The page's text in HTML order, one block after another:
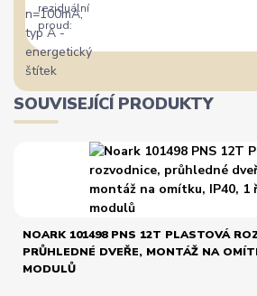
reziduální
proud:
SOUVISEJÍCÍ PRODUKTY
NOARK 101498 PNS 12T PLASTOVÁ
PRŮHLEDNÉ DVEŘE, MONTÁŽ NA
MODULŮ